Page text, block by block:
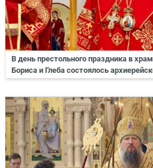
В день престольного праздника в
Бориса и Глеба состоялось